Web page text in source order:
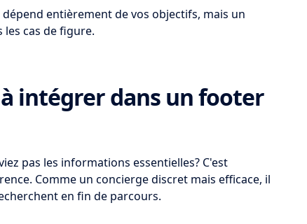
entièrement de vos objectifs, mais un
cas de figure.
intégrer dans un footer
pas les informations essentielles? C'est
Comme un concierge discret mais efficace, il
en fin de parcours.